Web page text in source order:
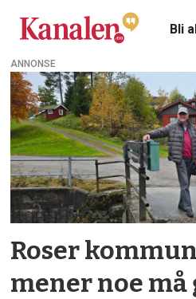
Bli
Tag:
tuftedalen
ANNONSE
Roser
mener noe må